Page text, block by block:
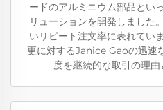
ードのアルミニウム部品とい
リューションを開発しました
いリピート注文率に表れてい
更に対するJanice Gaoの迅速
度を継続的な取引の理由